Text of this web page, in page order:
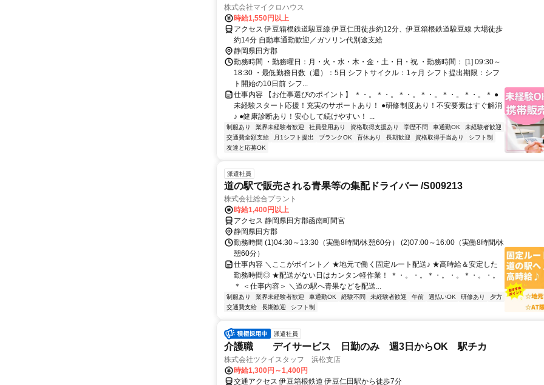
株式会社マイクロハウス
時給1,550円以上
アクセス 伊豆箱根鉄道駿豆線 伊豆仁田徒歩約12分、伊豆箱根鉄道駿豆線 大場徒歩
約14分 自動車通勤歓迎／ガソリン代別途支給
静岡県田方郡
勤務時間 ・勤務曜日：月・火・水・木・金・土・日・祝 ・勤務時間： [1] 09:30～
18:30 ・最低勤務日数（週）：5日 シフトサイクル：1ヶ月 シフト提出期限：シフ
ト開始の10日前 シフ...
仕事内容 【お仕事選びのポイント】 ＊・。＊・。＊・。＊・。＊・。＊・。＊ ●
未経験スタート応援！充実のサポートあり！ ●研修制度あり！不安要素はすぐ解消
♪ ●健康診断あり！安心して続けやすい！ ...
制服あり 業界未経験者歓迎 社員登用あり 資格取得支援あり 学歴不問 車通勤OK
未経験者歓迎
交通費全額支給
月1シフト提出 ブランクOK 育休あり 長期歓迎 資格取得手当あり
シフト制
友達と応募OK
派遣社員
道の駅で販売される青果等の集配ドライバー /S009213
株式会社総合プラント
時給1,400円以上
アクセス 静岡県田方郡函南町間宮
静岡県田方郡
勤務時間 (1)04:30～13:30（実働8時間/休憩60分） (2)07:00～16:00（実働8時間/休
憩60分）
仕事内容 ＼ここがポイント／ ★地元で働く固定ルート配送♪ ★高時給＆安定した
勤務時間◎ ★配送がない日はカンタン軽作業！ ＊・。・。＊・。・。＊・。・。
＊ ＜仕事内容＞ ＼道の駅へ青果などを配送...
制服あり 業界未経験者歓迎 車通勤OK 経験不問 未経験者歓迎 午前 週払いOK 研修あり
夕方
交通費支給
長期歓迎 シフト制
派遣社員
介護職 デイサービス 日勤のみ 週3日からOK 駅チカ
株式会社ツクイスタッフ 浜松支店
時給1,300円～1,400円
交通アクセス 伊豆箱根鉄道 伊豆仁田駅から徒歩7分